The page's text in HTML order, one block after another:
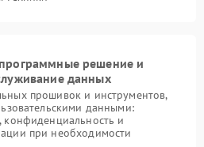
решение и
данных
прошивок и инструментов,
данными:
конфиденциальность и
при необходимости